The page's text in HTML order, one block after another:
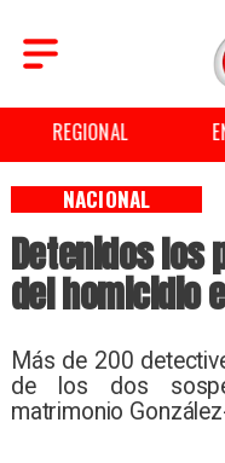
REGIONAL
Detenidos los
del homicidio
Más de 200
de los dos
matrimonio
NACIONAL